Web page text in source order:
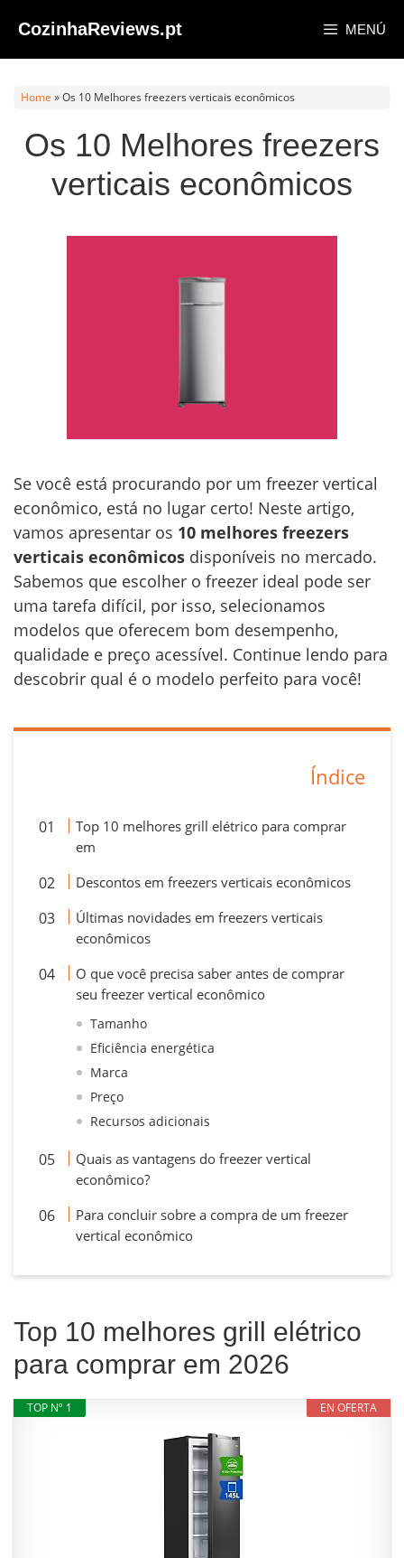
contenido
CozinhaReviews.pt MENÚ
Home »Os 10 Melhores freezers verticais econômicos
Os 10 Melhores freezers
verticais econômicos
Se você está procurando por um freezer vertical
econômico, está no lugar certo! Neste artigo,
vamos apresentar os 10 melhores freezers
verticais econômicos disponíveis no mercado.
Sabemos que escolher o freezer ideal pode ser
uma tarefa difícil, por isso, selecionamos
modelos que oferecem bom desempenho,
qualidade e preço acessível. Continue lendo para
descobrir qual é o modelo perfeito para você!
Índice
Top 10 melhores grill elétrico para comprar
em
Descontos em freezers verticais econômicos
Últimas novidades em freezers verticais
econômicos
O que você precisa saber antes de comprar
seu freezer vertical econômico
Tamanho
Eficiência energética
Marca
Preço
Recursos adicionais
Quais as vantagens do freezer vertical
econômico?
Para concluir sobre a compra de um freezer
vertical econômico
Top 10 melhores grill elétrico
para comprar em 2026
EN OFERTA
TOP Nº 1